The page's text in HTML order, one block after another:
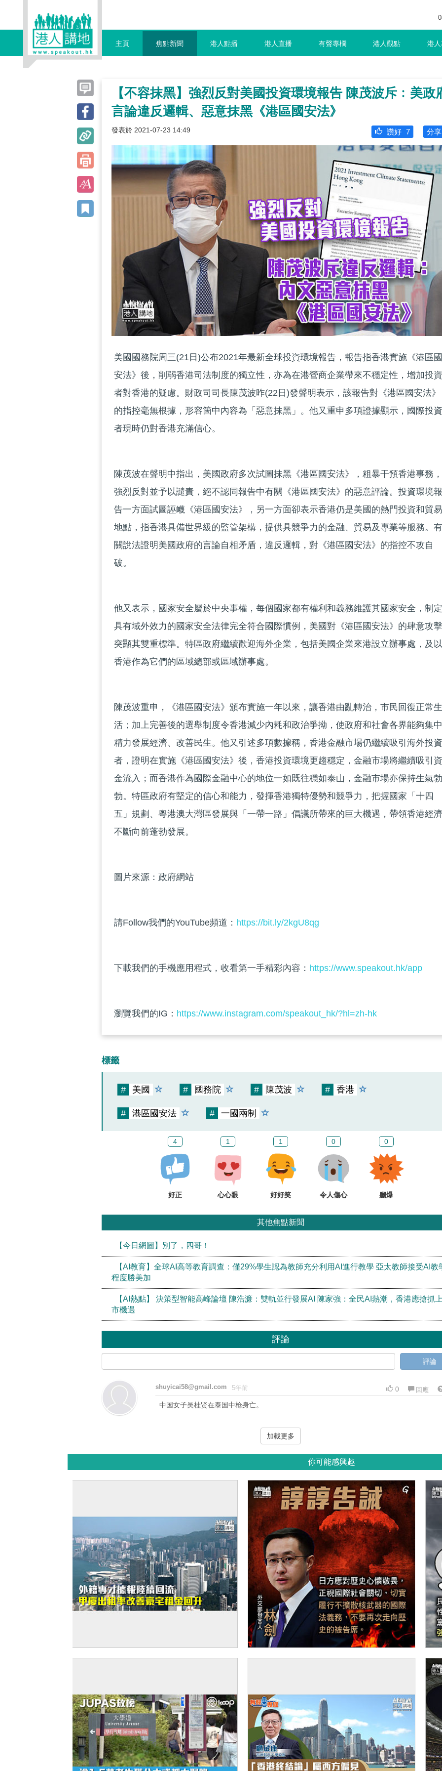
主頁 焦點新聞 港人點播 港人直播 有聲專欄 港人觀點 港
【不容抹黑】強烈反對美國投資環境報告 陳茂波斥﹕美政
言論違反邏輯、惡意抹黑《港區國安法》
發表於 2021-07-23 14:49 分享
讚好 7
美國國務院周三(21日)公布2021年最新全球投資環境報告，報告指香港實施《港區國
安法》後，削弱香港司法制度的獨立性，亦為在港營商企業帶來不穩定性，增加投資
者對香港的疑慮。財政司司長陳茂波昨(22日)發聲明表示，該報告對《港區國安法》
的指控毫無根據，形容箇中內容為「惡意抹黑」。他又重申多項證據顯示，國際投資
者現時仍對香港充滿信心。
陳茂波在聲明中指出，美國政府多次試圖抹黑《港區國安法》，粗暴干預香港事務，
強烈反對並予以譴責，絕不認同報告中有關《港區國安法》的惡意評論。投資環境報
告一方面試圖誣衊《港區國安法》，另一方面卻表示香港仍是美國的熱門投資和貿易
地點，指香港具備世界級的監管架構，提供具競爭力的金融、貿易及專業等服務。有
關說法證明美國政府的言論自相矛盾，違反邏輯，對《港區國安法》的指控不攻自
破。
他又表示，國家安全屬於中央事權，每個國家都有權利和義務維護其國家安全，制定
具有域外效力的國家安全法律完全符合國際慣例，美國對《港區國安法》的肆意攻擊
突顯其雙重標準。特區政府繼續歡迎海外企業，包括美國企業來港設立辦事處，及以
香港作為它們的區域總部或區域辦事處。
陳茂波重申，《港區國安法》頒布實施一年以來，讓香港由亂轉治，市民回復正常生
活；加上完善後的選舉制度令香港減少內耗和政治爭拗，使政府和社會各界能夠集中
精力發展經濟、改善民生。他又引述多項數據稱，香港金融市場仍繼續吸引海外投資
者，證明在實施《港區國安法》後，香港投資環境更趨穩定，金融市場將繼續吸引資
金流入；而香港作為國際金融中心的地位一如既往穩如泰山，金融市場亦保持生氣勃
勃。特區政府有堅定的信心和能力，發揮香港獨特優勢和競爭力，把握國家「十四
五」規劃、粵港澳大灣區發展與「一帶一路」倡議所帶來的巨大機遇，帶領香港經濟
不斷向前蓬勃發展。
圖片來源：政府網站
請Follow我們的YouTube頻道： https://bit.ly/2kgU8qg
下載我們的手機應用程式，收看第一手精彩內容： https://www.speakout.hk/app
瀏覽我們的IG： https://www.instagram.com/speakout_hk/?hl=zh-hk
標籤
# 美國 # 國務院 # 陳茂波 # 香港
# 港區國安法 # 一國兩制
4
好正
1
心心眼
1
好好笑
0
令人傷心
0
嬲爆
其他焦點新聞
【今日網圖】別了，四哥！
【AI教育】全球AI高等教育調查：僅29%學生認為教師充分利用AI進行教學 亞太教師接受AI教
程度勝美加
【AI熱點】 決策型智能高峰論壇 陳浩濂：雙軌並行發展AI 陳家強：全民AI熱潮，香港應搶抓
市機遇
評論
評論
shuyicai58@gmail.com 5年前 0 回應
中国女子吴桂贤在泰国中枪身亡。
加載更多
你可能感興趣